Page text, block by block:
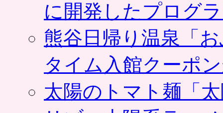
に開発したプログ
熊谷日帰り温泉「
タイム入館クーポ
太陽のトマト麺「